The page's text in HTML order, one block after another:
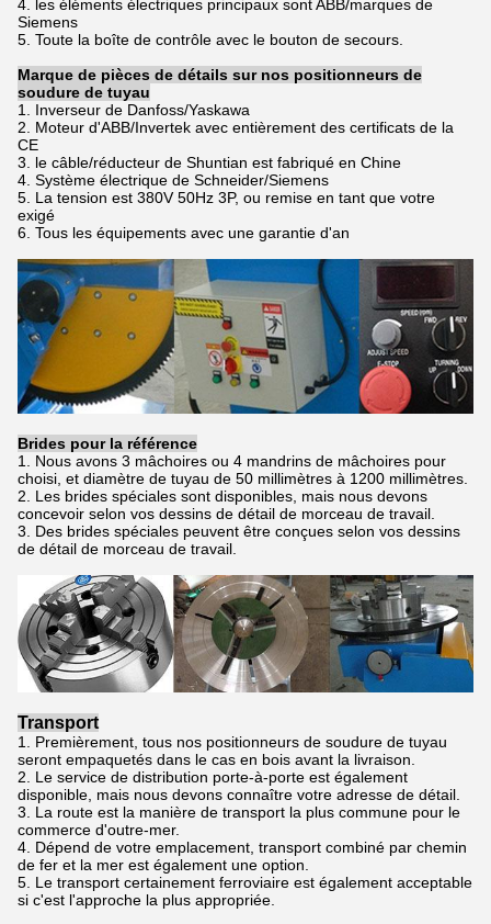
4. les éléments électriques principaux sont ABB/marques de
Siemens
5. Toute la boîte de contrôle avec le bouton de secours.
Marque de pièces de détails sur nos positionneurs de
soudure de tuyau
1. Inverseur de Danfoss/Yaskawa
2. Moteur d'ABB/Invertek avec entièrement des certificats de la
CE
3. le câble/réducteur de Shuntian est fabriqué en Chine
4. Système électrique de Schneider/Siemens
5. La tension est 380V 50Hz 3P, ou remise en tant que votre
exigé
6. Tous les équipements avec une garantie d'an
Brides pour la référence
1. Nous avons 3 mâchoires ou 4 mandrins de mâchoires pour
choisi, et diamètre de tuyau de 50 millimètres à 1200 millimètres.
2. Les brides spéciales sont disponibles, mais nous devons
concevoir selon vos dessins de détail de morceau de travail.
3. Des brides spéciales peuvent être conçues selon vos dessins
de détail de morceau de travail.
Transport
1. Premièrement, tous nos positionneurs de soudure de tuyau
seront empaquetés dans le cas en bois avant la livraison.
2. Le service de distribution porte-à-porte est également
disponible, mais nous devons connaître votre adresse de détail.
3. La route est la manière de transport la plus commune pour le
commerce d'outre-mer.
4. Dépend de votre emplacement, transport combiné par chemin
de fer et la mer est également une option.
5. Le transport certainement ferroviaire est également acceptable
si c'est l'approche la plus appropriée.